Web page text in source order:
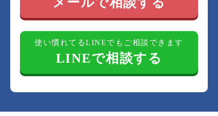
使い慣れてるLINEでもご相談できます
LINEで相談する